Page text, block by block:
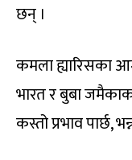
छन् ।
कमला ह्यारिसका
भारत र बुबा
कस्तो प्रभाव पार्छ,